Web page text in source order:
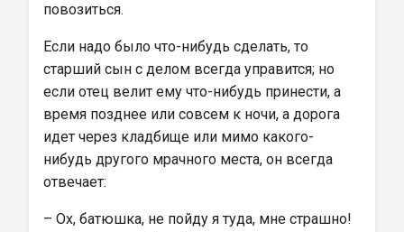
повозиться.
Если надо было что-нибудь сделать, то
старший сын с делом всегда управится; но
если отец велит ему что-нибудь принести, а
время позднее или совсем к ночи, а дорога
идет через кладбище или мимо какого-
нибудь другого мрачного места, он всегда
отвечает:
– Ох, батюшка, не пойду я туда, мне страшно!